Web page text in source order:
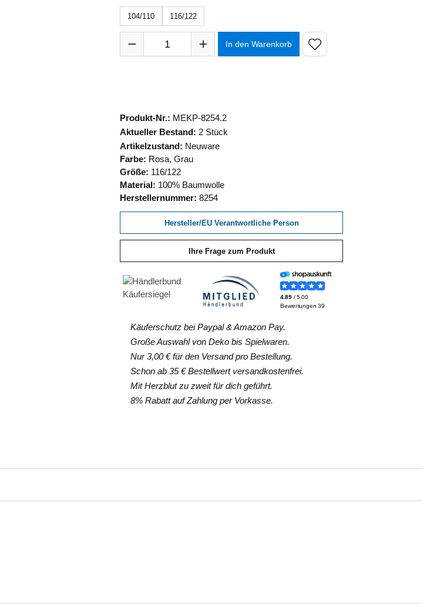
104/110 116/122
Produkt Anzahl: Gib den gewünschten Wert ein oder benutze die
In den Warenkorb
Produkt-Nr.: MEKP-8254.2
Aktueller Bestand: 2 Stück
Artikelzustand: Neuware
Farbe: Rosa, Grau
Größe: 116/122
Material: 100% Baumwolle
Herstellernummer: 8254
Hersteller/EU Verantwortliche Person
Ihre Frage zum Produkt
Käuferschutz bei Paypal & Amazon Pay.
Große Auswahl von Deko bis Spielwaren.
Nur 3,00 € für den Versand pro Bestellung.
Schon ab 35 € Bestellwert versandkostenfrei.
Mit Herzblut zu zweit für dich geführt.
8% Rabatt auf Zahlung per Vorkasse.